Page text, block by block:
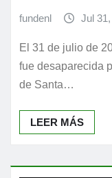
fundenl Jul
El 31 de julio de
fue desaparecida
de Santa…
LEER MÁS